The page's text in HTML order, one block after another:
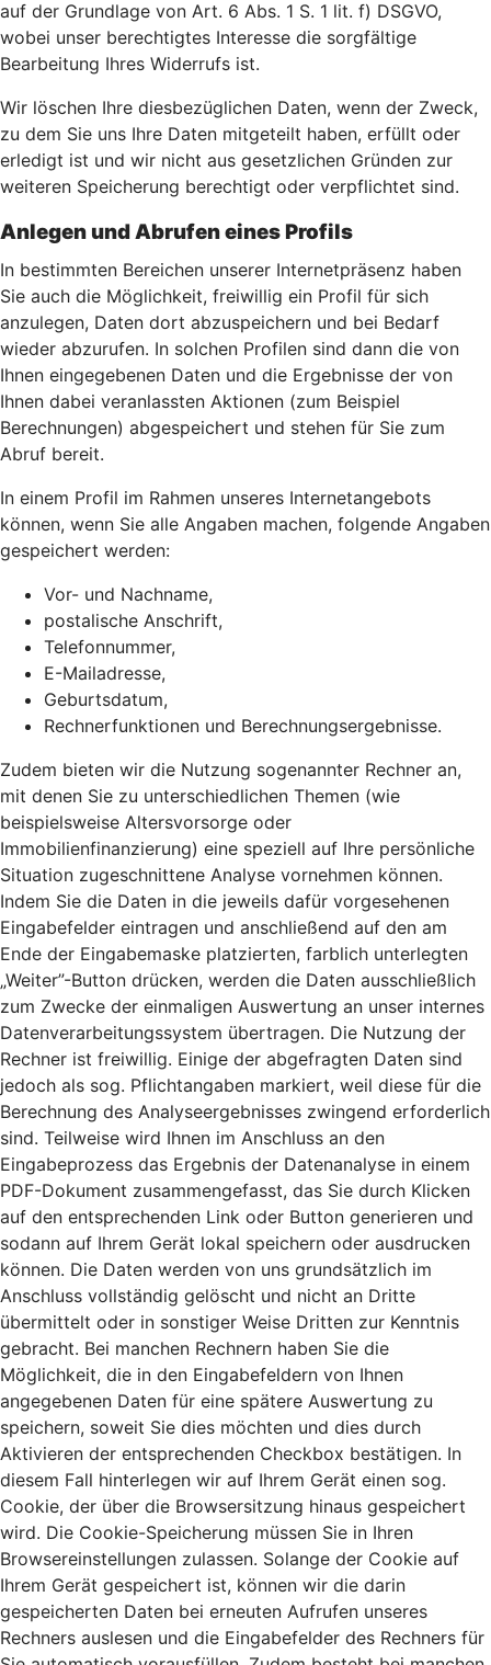
auf der Grundlage von Art. 6 Abs. 1 S. 1 lit. f) DSGVO,
wobei unser berechtigtes Interesse die sorgfältige
Bearbeitung Ihres Widerrufs ist.
Wir löschen Ihre diesbezüglichen Daten, wenn der Zweck,
zu dem Sie uns Ihre Daten mitgeteilt haben, erfüllt oder
erledigt ist und wir nicht aus gesetzlichen Gründen zur
weiteren Speicherung berechtigt oder verpflichtet sind.
Anlegen und Abrufen eines Profils
In bestimmten Bereichen unserer Internetpräsenz haben
Sie auch die Möglichkeit, freiwillig ein Profil für sich
anzulegen, Daten dort abzuspeichern und bei Bedarf
wieder abzurufen. In solchen Profilen sind dann die von
Ihnen eingegebenen Daten und die Ergebnisse der von
Ihnen dabei veranlassten Aktionen (zum Beispiel
Berechnungen) abgespeichert und stehen für Sie zum
Abruf bereit.
In einem Profil im Rahmen unseres Internetangebots
können, wenn Sie alle Angaben machen, folgende Angaben
gespeichert werden:
Vor- und Nachname,
postalische Anschrift,
Telefonnummer,
E-Mailadresse,
Geburtsdatum,
Rechnerfunktionen und Berechnungsergebnisse.
Zudem bieten wir die Nutzung sogenannter Rechner an,
mit denen Sie zu unterschiedlichen Themen (wie
beispielsweise Altersvorsorge oder
Immobilienfinanzierung) eine speziell auf Ihre persönliche
Situation zugeschnittene Analyse vornehmen können.
Indem Sie die Daten in die jeweils dafür vorgesehenen
Eingabefelder eintragen und anschließend auf den am
Ende der Eingabemaske platzierten, farblich unterlegten
„Weiter”-Button drücken, werden die Daten ausschließlich
zum Zwecke der einmaligen Auswertung an unser internes
Datenverarbeitungssystem übertragen. Die Nutzung der
Rechner ist freiwillig. Einige der abgefragten Daten sind
jedoch als sog. Pflichtangaben markiert, weil diese für die
Berechnung des Analyseergebnisses zwingend erforderlich
sind. Teilweise wird Ihnen im Anschluss an den
Eingabeprozess das Ergebnis der Datenanalyse in einem
PDF-Dokument zusammengefasst, das Sie durch Klicken
auf den entsprechenden Link oder Button generieren und
sodann auf Ihrem Gerät lokal speichern oder ausdrucken
können. Die Daten werden von uns grundsätzlich im
Anschluss vollständig gelöscht und nicht an Dritte
übermittelt oder in sonstiger Weise Dritten zur Kenntnis
gebracht. Bei manchen Rechnern haben Sie die
Möglichkeit, die in den Eingabefeldern von Ihnen
angegebenen Daten für eine spätere Auswertung zu
speichern, soweit Sie dies möchten und dies durch
Aktivieren der entsprechenden Checkbox bestätigen. In
diesem Fall hinterlegen wir auf Ihrem Gerät einen sog.
Cookie, der über die Browsersitzung hinaus gespeichert
wird. Die Cookie-Speicherung müssen Sie in Ihren
Browsereinstellungen zulassen. Solange der Cookie auf
Ihrem Gerät gespeichert ist, können wir die darin
gespeicherten Daten bei erneuten Aufrufen unseres
Rechners auslesen und die Eingabefelder des Rechners für